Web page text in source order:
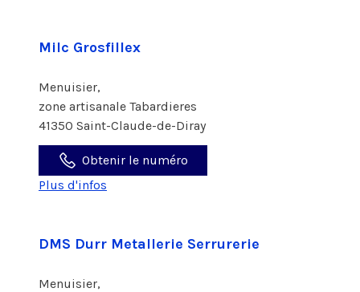
Milc Grosfillex
Menuisier,
zone artisanale Tabardieres
41350 Saint-Claude-de-Diray
Obtenir le numéro
Plus d'infos
DMS Durr Metallerie Serrurerie
Menuisier,